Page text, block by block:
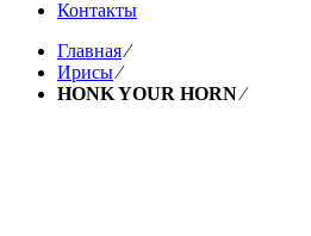
Контакты
Главная⁄
Ирисы⁄
HONK YOUR HORN⁄